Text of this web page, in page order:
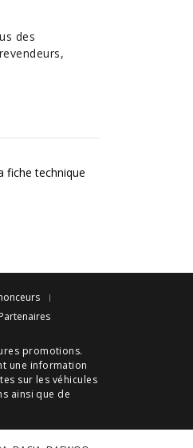
des
fiche technique
Partenaires
promotions.
une information
sur les véhicules
ainsi que de